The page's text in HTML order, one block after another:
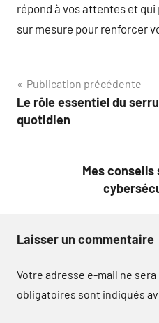
répond à vos attentes et
sur mesure pour renforcer
Navigation
de
Publication précédente
Le rôle essentiel du
quotidien
Mes
Laisser un commentaire
Votre adresse e-mail ne sera
obligatoires sont indiqués